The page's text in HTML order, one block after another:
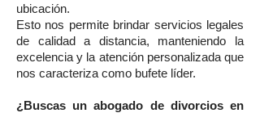
ubicación.
Esto nos permite brindar servicios legales
de calidad a distancia, manteniendo la
excelencia y la atención personalizada que
nos caracteriza como bufete líder.
¿Buscas un abogado de divorcios en